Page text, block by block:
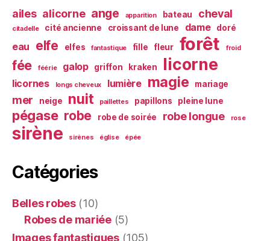
ailes alicorne ange apparition bateau cheval
citadelle cité ancienne croissant de lune dame doré
eau elfe elfes fantastique fille fleur forêt froid
fée féérie galop griffon kraken licorne
licornes longs cheveux lumière magie mariage
mer neige nuit paillettes papillons pleine lune
pégase robe robe de soirée robe longue rose
sirène sirènes église épée
Catégories
Belles robes(10)
Robes de mariée(5)
Images fantastiques(105)